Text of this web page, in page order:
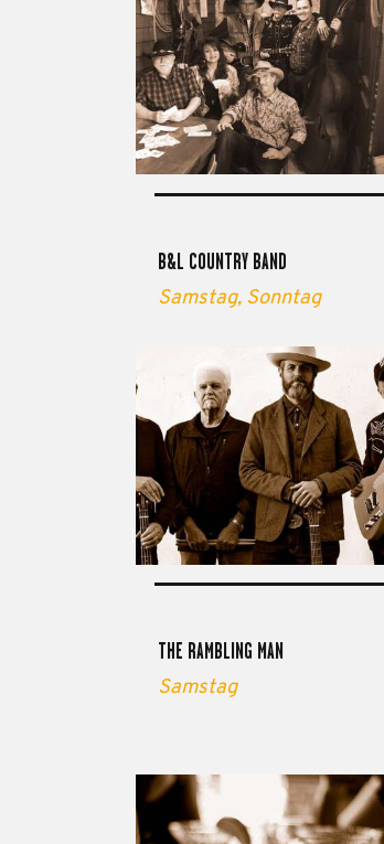
B&L COUNTRY BAND
Samstag, Sonntag
THE RAMBLING MAN
Samstag